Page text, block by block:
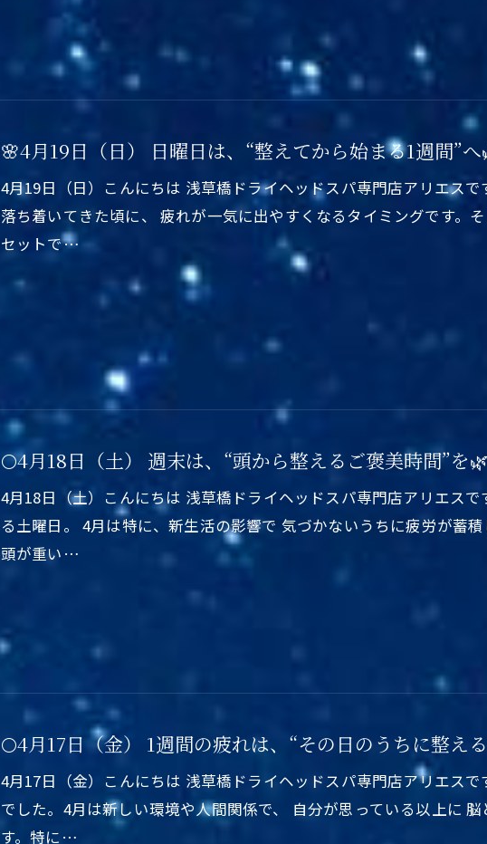
🌸4月19日（日） 日曜日は、“整えてから始まる1週間”へ
4月19日（日）こんにちは 浅草橋ドライヘッドスパ専門店アリエス
落ち着いてきた頃に、 疲れが一気に出やすくなるタイミングです。
セットで…
🌕4月18日（土） 週末は、“頭から整えるご褒美時間”を🌿
4月18日（土）こんにちは 浅草橋ドライヘッドスパ専門店アリエス
る土曜日。 4月は特に、新生活の影響で 気づかないうちに疲労が蓄
頭が重い…
🌕4月17日（金） 1週間の疲れは、“その日のうちに整え
4月17日（金）こんにちは 浅草橋ドライヘッドスパ専門店アリエス
でした。4月は新しい環境や人間関係で、 自分が思っている以上に
す。特に…